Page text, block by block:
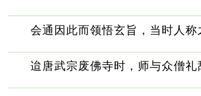
会通因此而领悟玄旨，当时人称
迨唐武宗废佛寺时，师与众僧